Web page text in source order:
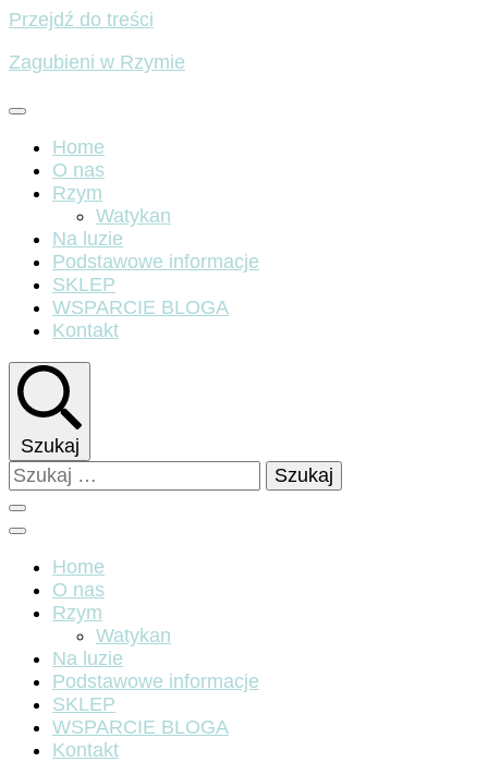
Przejdź do treści
Zagubieni w Rzymie
Home
O nas
Rzym
Watykan
Na luzie
Podstawowe informacje
SKLEP
WSPARCIE BLOGA
Kontakt
Szukaj
Szukaj:
Home
O nas
Rzym
Watykan
Na luzie
Podstawowe informacje
SKLEP
WSPARCIE BLOGA
Kontakt